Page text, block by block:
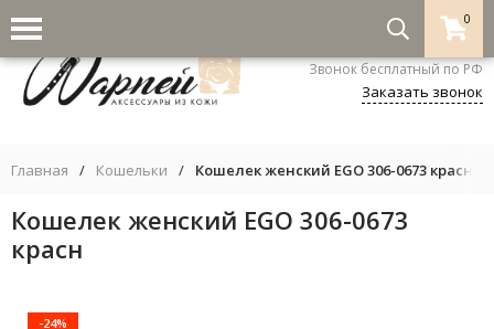
0
8-800-333-5530
Звонок бесплатный по РФ
Заказать звонок
Главная / Кошельки / Кошелек женский EGO 306-0673 красн
Кошелек женский EGO 306-0673
красн
-24%